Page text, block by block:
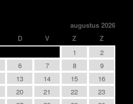
augustus 2026
D V Z
Z
1
2
6 7 8
9
13 14 15
16
20 21 22
23